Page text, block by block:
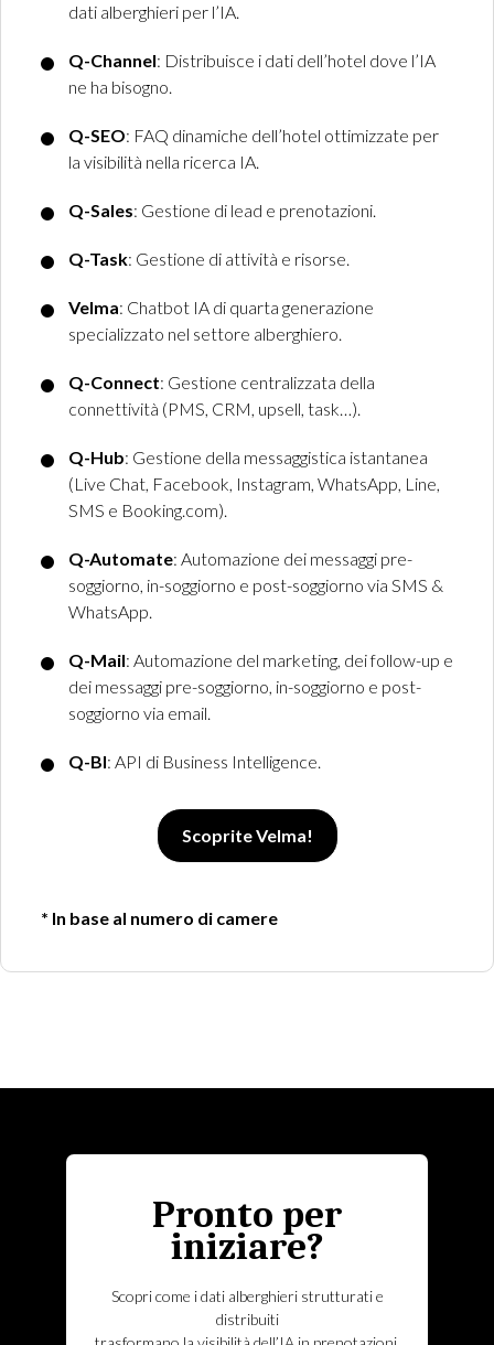
dati alberghieri per l’IA.
Q-Channel: Distribuisce i dati dell’hotel dove l’IA
ne ha bisogno.
Q-SEO: FAQ dinamiche dell’hotel ottimizzate per
la visibilità nella ricerca IA.
Q-Sales: Gestione di lead e prenotazioni.
Q-Task: Gestione di attività e risorse.
Velma: Chatbot IA di quarta generazione
specializzato nel settore alberghiero.
Q-Connect: Gestione centralizzata della
connettività (PMS, CRM, upsell, task…).
Q-Hub: Gestione della messaggistica istantanea
(Live Chat, Facebook, Instagram, WhatsApp, Line,
SMS e Booking.com).
Q-Automate: Automazione dei messaggi pre-
soggiorno, in-soggiorno e post-soggiorno via SMS &
WhatsApp.
Q-Mail: Automazione del marketing, dei follow-up e
dei messaggi pre-soggiorno, in-soggiorno e post-
soggiorno via email.
Q-BI: API di Business Intelligence.
Scoprite Velma!
* In base al numero di camere
Pronto per
iniziare?
Scopri come i dati alberghieri strutturati e
distribuiti